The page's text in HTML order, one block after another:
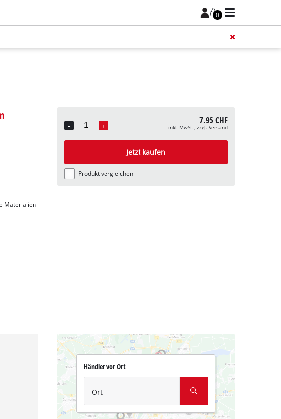
0
Materialien
-
Quantity
+ 7.95 CHF
inkl. MwSt., zzgl. Versand
Jetzt kaufen
Produkt vergleichen
Händler vor Ort
Ort